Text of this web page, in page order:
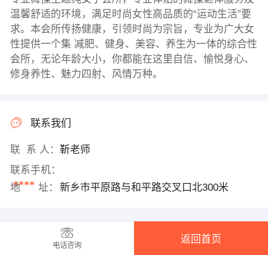
温馨舒适的环境，满足时尚女性高品质的“运动生活”要
求。本会所传扬健康，引领时尚为宗旨，专业为广大女
性提供一个集 减肥、健身、美容、养生为一体的综合性
会所，无论年龄大小，你都能在这里自信、愉悦身心、
修身养性、魅力四射、风情万种。
联系我们
联 系 人： 靳老师
联系手机：
****
地 址： 新乡市平原路与和平路交叉口北300米
电话咨询
返回首页